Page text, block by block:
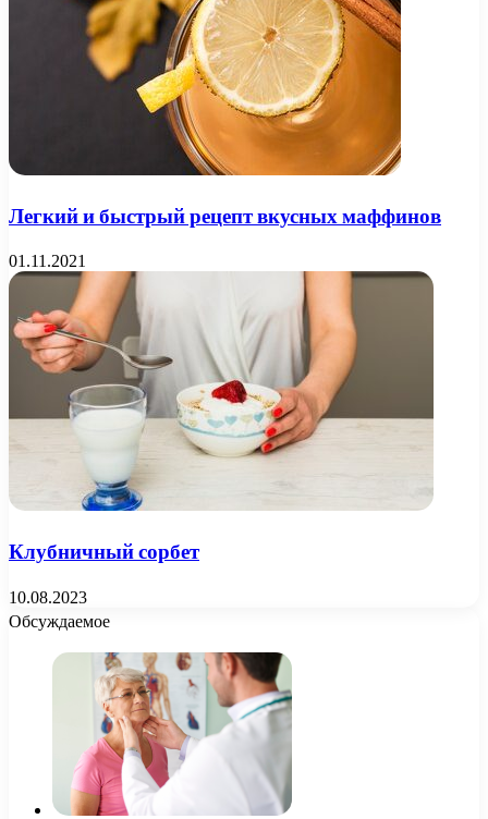
Легкий и быстрый рецепт вкусных маффинов
01.11.2021
Клубничный сорбет
10.08.2023
Обсуждаемое